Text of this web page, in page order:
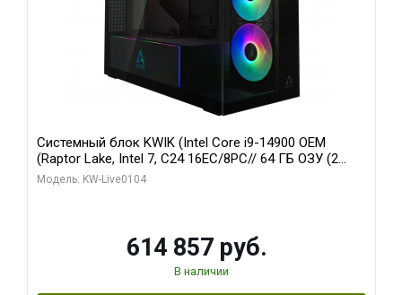
Системный блок KWIK (Intel Core i9-14900 OEM
(Raptor Lake, Intel 7, C24 16EC/8PC// 64 ГБ ОЗУ (2
модуля)/ Afox RTX4090 24GB GDDR6X 384-Bit 3xDP
Модель: KW-Live0104
614 857 руб.
В наличии